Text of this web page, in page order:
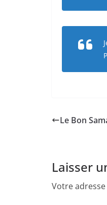
Le Bon
Laisser
Votre